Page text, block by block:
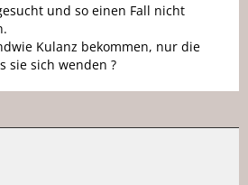
und so einen Fall nicht
Kulanz bekommen, nur die
sie sich wenden ?